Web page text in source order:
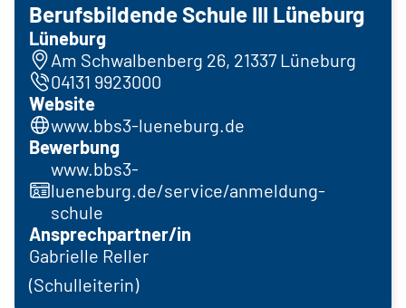
Berufsbildende Schule III Lüneburg
Lüneburg
Am Schwalbenberg 26, 21337 Lüneburg
04131 9923000
Website
www.bbs3-lueneburg.de
Bewerbung
www.bbs3-
lueneburg.de/service/anmeldung-
schule
Ansprechpartner/in
Gabrielle Reller
(Schulleiterin)